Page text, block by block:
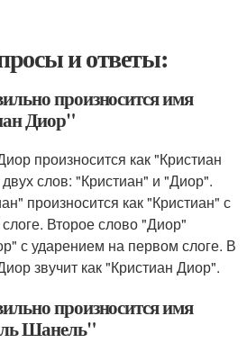
и ответы:
произносится имя
Диор"
произносится как "Кристиан
слов: "Кристиан" и "Диор".
произносится как "Кристиан" с
Второе слово "Диор"
с ударением на первом слоге. В
звучит как "Кристиан Диор".
произносится имя
Шанель"